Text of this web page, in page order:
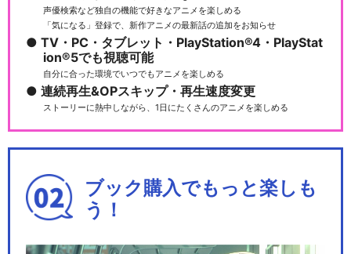
声優検索など独自の機能で好きなアニメを楽しめる
「気になる」登録で、新作アニメの最新話の追加をお知らせ
TV・PC・タブレット・PlayStation®4・PlayStat
ion®5でも視聴可能
自分に合った環境でいつでもアニメを楽しめる
連続再生&OPスキップ・再生速度変更
ストーリーに熱中しながら、1日にたくさんのアニメを楽しめる
ブック購入でもっと楽しも
う！